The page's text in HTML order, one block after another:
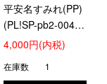
平安名すみれ(PP)
(PL!SP-pb2-004-
PP)
4,000円(内税)
在庫数 1